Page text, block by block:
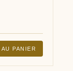
PANIER